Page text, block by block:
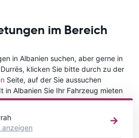
im Bereich
in Albanien suchen, aber gerne in
klicken Sie bitte durch zu der
Seite, auf der Sie aussuchen
in Albanien Sie Ihr Fahrzeug mieten
anzeigen